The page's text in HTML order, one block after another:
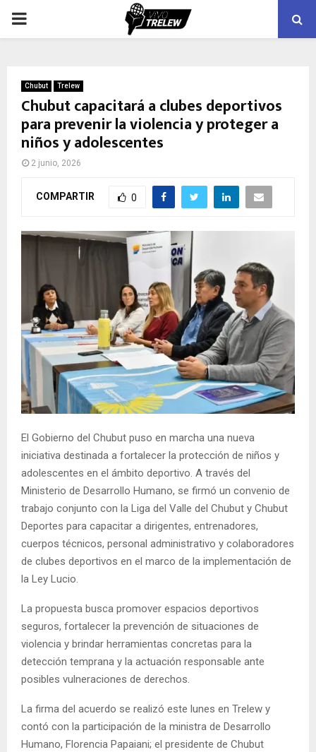
PRIMARY
Chubut Trelew
Chubut capacitará a clubes deportivos
para prevenir la violencia y proteger a
niños y adolescentes
2 junio, 2026
COMPARTIR 0
El Gobierno del Chubut puso en marcha una nueva
iniciativa destinada a fortalecer la protección de niños y
adolescentes en el ámbito deportivo. A través del
Ministerio de Desarrollo Humano, se firmó un convenio de
trabajo conjunto con la Liga del Valle del Chubut y Chubut
Deportes para capacitar a dirigentes, entrenadores,
cuerpos técnicos, personal administrativo y colaboradores
de clubes deportivos en el marco de la implementación de
la Ley Lucio.
La propuesta busca promover espacios deportivos
seguros, fortalecer la prevención de situaciones de
violencia y brindar herramientas concretas para la
detección temprana y la actuación responsable ante
posibles vulneraciones de derechos.
La firma del acuerdo se realizó este lunes en Trelew y
contó con la participación de la ministra de Desarrollo
Humano, Florencia Papaiani; el presidente de Chubut